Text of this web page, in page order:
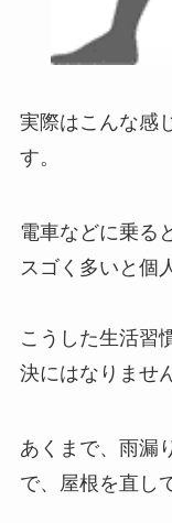
実際はこんな感
す。
電車などに乗る
スゴく多いと個
こうした生活習
決にはなりませ
あくまで、雨漏
で、屋根を直し